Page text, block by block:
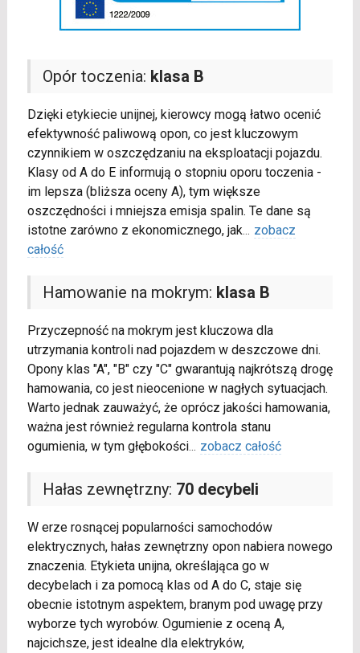
Opór toczenia: klasa B
Dzięki etykiecie unijnej, kierowcy mogą łatwo ocenić
efektywność paliwową opon, co jest kluczowym
czynnikiem w oszczędzaniu na eksploatacji pojazdu.
Klasy od A do E informują o stopniu oporu toczenia -
im lepsza (bliższa oceny A), tym większe
oszczędności i mniejsza emisja spalin. Te dane są
istotne zarówno z ekonomicznego, jak... zobacz
całość
Hamowanie na mokrym: klasa B
Przyczepność na mokrym jest kluczowa dla
utrzymania kontroli nad pojazdem w deszczowe dni.
Opony klas "A", "B" czy "C" gwarantują najkrótszą drogę
hamowania, co jest nieocenione w nagłych sytuacjach.
Warto jednak zauważyć, że oprócz jakości hamowania,
ważna jest również regularna kontrola stanu
ogumienia, w tym głębokości... zobacz całość
Hałas zewnętrzny: 70 decybeli
W erze rosnącej popularności samochodów
elektrycznych, hałas zewnętrzny opon nabiera nowego
znaczenia. Etykieta unijna, określająca go w
decybelach i za pomocą klas od A do C, staje się
obecnie istotnym aspektem, branym pod uwagę przy
wyborze tych wyrobów. Ogumienie z oceną A,
najcichsze, jest idealne dla elektryków,